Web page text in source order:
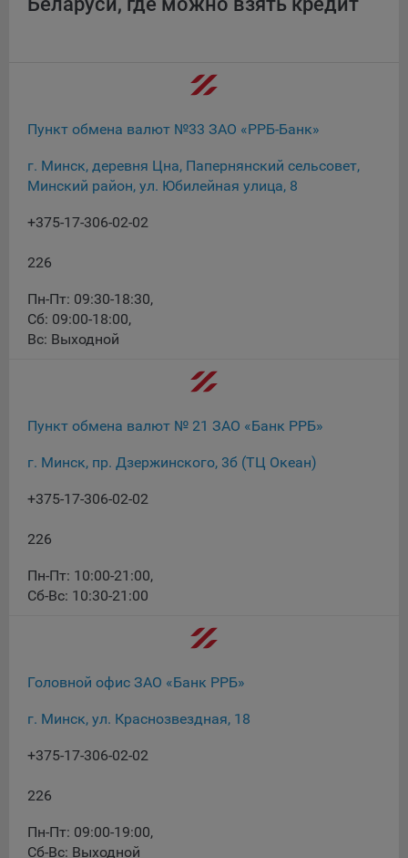
автоматически удалять сессионные файлы cookie. Кроме
сохраненные файлов cookie выбрав соответствующую
Подробнее о параметрах управления можно ознакомиться,
перейдя по внешним ссылкам, ведущим на
соответствующие страницы сайтов основных браузеров:
Safari
Opera
16. Пользователь всегда может направить сообщение с
файлов сookie, на электронную почту Общества:
определять предпочтения пользователей Сайта, в том
числе наиболее и наименее популярные страницы и
исходя из предпочтений пользователей
пользователей сайта.
Компании, которым мы поручаем обработку
предоставляемый ООО «Яндекс». Адрес: г. Москва, ул.
конфиденциальности Яндекс
Google Analytics – сервис веб-аналитики,
Пункт обмена валют №33 ЗАО «РРБ-Банк»
г. Минск, деревня Цна, Папернянский сельсовет,
Минский район, ул. Юбилейная улица, 8
+375-17-306-02-02
226
Пн-Пт: 09:30-18:30,
Сб: 09:00-18:00,
Вс: Выходной
Пункт обмена валют № 21 ЗАО «Банк РРБ»
г. Минск, пр. Дзержинского, 3б (ТЦ Океан)
+375-17-306-02-02
226
Пн-Пт: 10:00-21:00,
Сб-Вс: 10:30-21:00
Головной офис ЗАО «Банк РРБ»
г. Минск, ул. Краснозвездная, 18
+375-17-306-02-02
226
Пн-Пт: 09:00-19:00,
Сб-Вс: Выходной